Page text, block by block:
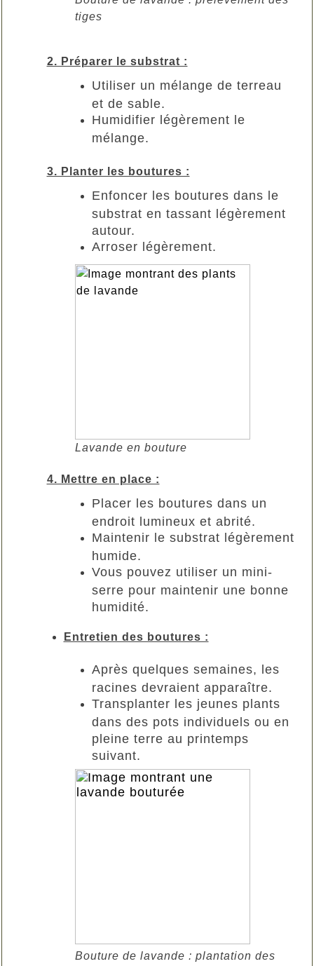
tiges
2. Préparer le substrat :
Utiliser un mélange de terreau
et de sable.
Humidifier légèrement le
mélange.
3. Planter les boutures :
Enfoncer les boutures dans le
substrat en tassant légèrement
autour.
Arroser légèrement.
Lavande en bouture
4. Mettre en place :
Placer les boutures dans un
endroit lumineux et abrité.
Maintenir le substrat légèrement
humide.
Vous pouvez utiliser un mini-
serre pour maintenir une bonne
humidité.
Entretien des boutures :
Après quelques semaines, les
racines devraient apparaître.
Transplanter les jeunes plants
dans des pots individuels ou en
pleine terre au printemps
suivant.
Bouture de lavande : plantation des